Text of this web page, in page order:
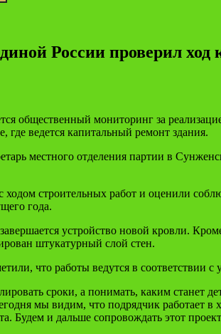
России проверил ход
общественный мониторинг за
где ведется капитальный ремонт здания.
местного отделения партии в
ходом строительных работ и оценили
года.
устройство новой кровли.
штукатурный слой стен.
что работы ведутся в соответствии
сроки, а понимать, каким станет
мы видим, что подрядчик работает
Будем и дальше сопровождать этот